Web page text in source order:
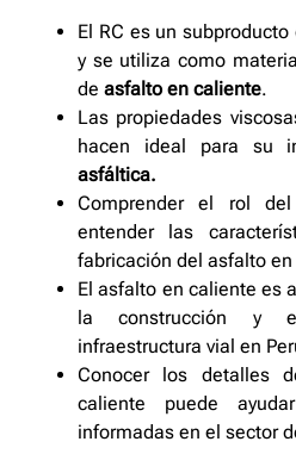
El RC es un
y se utiliza como
de asfalto en caliente.
Las propiedades
hacen ideal para su
asfáltica.
Comprender el rol
entender las
fabricación del asfalto
El asfalto en caliente es
la construcción y
infraestructura vial en
Conocer los detalles
caliente puede
informadas en el sector